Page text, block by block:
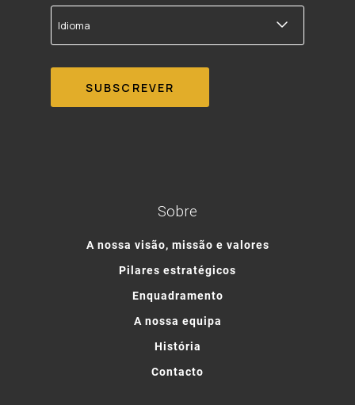
Idioma
Sobre
A nossa visão, missão e valores
Pilares estratégicos
Enquadramento
A nossa equipa
História
Contacto